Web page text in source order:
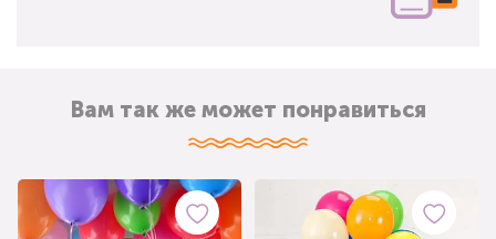
Вам так же может понравиться